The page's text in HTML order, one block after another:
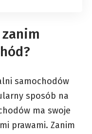
samochodów
sposób na
ma swoje
prawami. Zanim